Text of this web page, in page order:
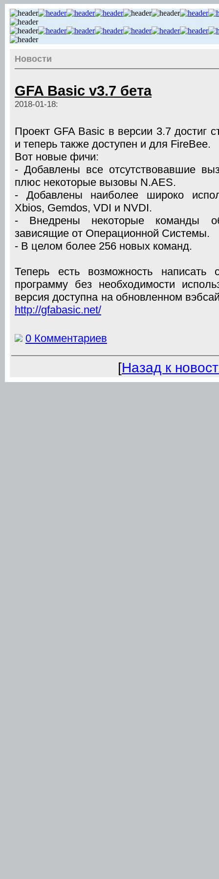
Новости
GFA Basic v3.7 бета
2018-01-18:
Проект GFA Basic в версии 3.7 достиг
и теперь также доступен и для FireBee.
Вот новые фичи:
- Добавлены все отсутствовавшие
плюс некоторые вызовы N.AES.
- Добавлены наиболее широко
Xbios, Gemdos, VDI и NVDI.
- Внедрены некоторые команды
зависящие от Операционной Системы.
- В целом более 256 новых команд.
Теперь есть возможность
программу без необходимости
версия доступна на обновленном
http://gfabasic.net/
0 Комментариев
[Назад к